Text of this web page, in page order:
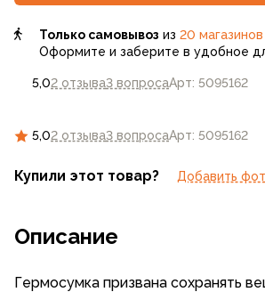
5,02 отзыва3 вопросаАрт: 5095162
5,02 отзыва3 вопросаАрт: 5095162
Только самовывоз из 20 магазинов
Оформите и заберите в удобное
Купили этот товар? Добавить
Описание
Гермосумка призвана сохранять